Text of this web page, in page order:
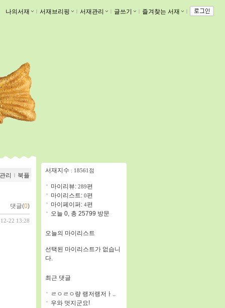
나의서재 ｌ 서재브리핑 ｌ 서재관리 ｌ 글쓰기 ｌ 즐겨찾는 서재 ｌ
리 ｌ 북플
댓글(0)
22 13:28
서재지수 : 18561점
마이리뷰: 289편
마이리스트: 0편
마이페이퍼: 4편
오늘 0, 총 25799 방문
오늘의 마이리스트
선택된 마이리스트가 없습니
다.
최근 댓글
ㄹㅇㄹㅇ량 랭저랭저ㅏ..
우와 멋지군요!